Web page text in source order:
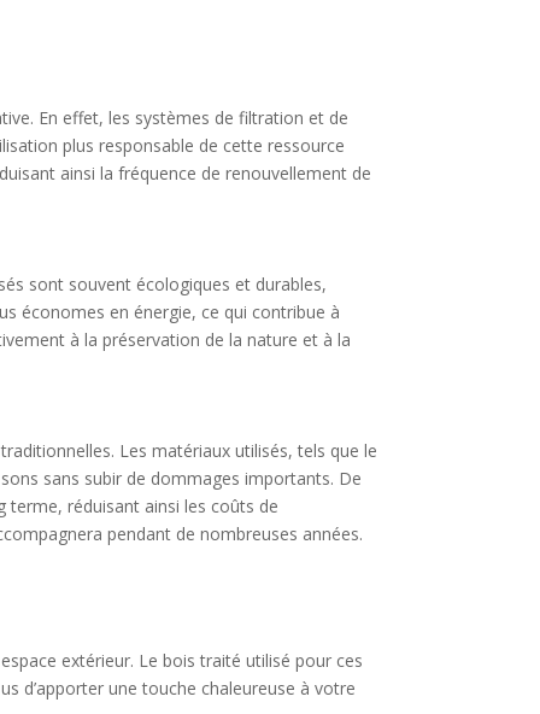
En effet, les systèmes de filtration et de
plus responsable de cette ressource
ainsi la fréquence de renouvellement de
sont souvent écologiques et durables,
économes en énergie, ce qui contribue à
à la préservation de la nature et à la
Les matériaux utilisés, tels que le
sans subir de dommages importants. De
terme, réduisant ainsi les coûts de
pendant de nombreuses années.
extérieur. Le bois traité utilisé pour ces
d’apporter une touche chaleureuse à votre